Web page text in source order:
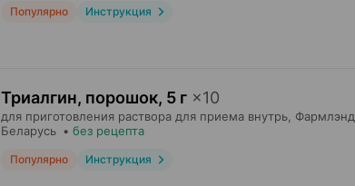
Популярно Инструкция
Триалгин, порошок, 5 г ×10
для приготовления раствора для приема внутрь, Фармлэнд
Беларусь • без рецепта
Популярно Инструкция